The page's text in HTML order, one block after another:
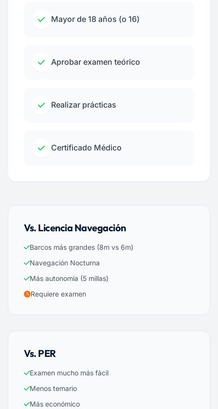
Mayor de 18 años (o 16)
Aprobar examen teórico
Realizar prácticas
Certificado Médico
Vs. Licencia Navegación
Barcos más grandes (8m vs 6m)
Navegación Nocturna
Más autonomía (5 millas)
Requiere examen
Vs. PER
Examen mucho más fácil
Menos temario
Más económico